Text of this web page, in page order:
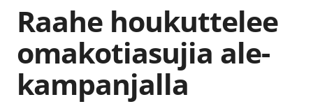
Raahe houkuttelee
omakotiasujia ale-
kampanjalla